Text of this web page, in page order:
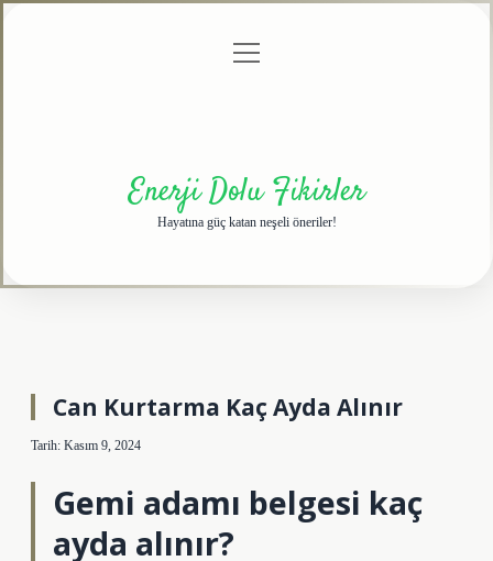
menüyü
Enerji Dolu Fikirler
Hayatına güç katan neşeli öneriler!
Can Kurtarma Kaç Ayda Alınır
Tarih: Kasım 9, 2024
Gemi adamı belgesi kaç
ayda alınır?